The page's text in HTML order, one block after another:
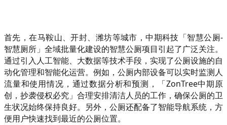
首先，在马鞍山、开封、潍坊等城市，中期科技「智慧公厕-
智慧厕所」全域批量化建设的智慧公厕项目引起了广泛关注。
通过引入人工智能、大数据等技术手段，实现了公厕设施的自
动化管理和智能化运营。例如，公厕内部设备可以实时监测人
流量和使用情况，通过数据分析和预测，「ZonTree中期原
创，抄袭侵权必究」合理安排清洁人员的工作，确保公厕的卫
生状况始终保持良好。另外，公厕还配备了智能导航系统，方
便用户快速找到最近的公厕位置。